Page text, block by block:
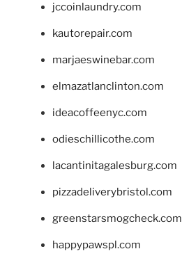
jccoinlaundry.com
kautorepair.com
marjaeswinebar.com
elmazatlanclinton.com
ideacoffeenyc.com
odieschillicothe.com
lacantinitagalesburg.com
pizzadeliverybristol.com
greenstarsmogcheck.com
happypawspl.com